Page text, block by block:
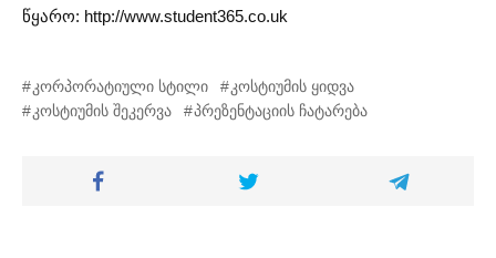
წყარო: http://www.student365.co.uk
კორპორატიული სტილი
კოსტიუმის ყიდვა
კოსტიუმის შეკერვა
პრეზენტაციის ჩატარება